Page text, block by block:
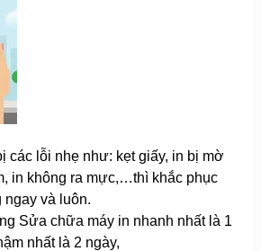
các lỗi nhẹ như: kẹt giấy, in bị mờ
in không ra mực,…thì khắc phục
ngay và luôn.
Sửa chữa máy in nhanh nhất là 1
nhất là 2 ngày,